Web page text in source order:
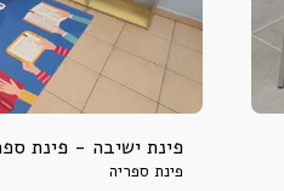
פינת ישיבה - פינת
פינת ספריה